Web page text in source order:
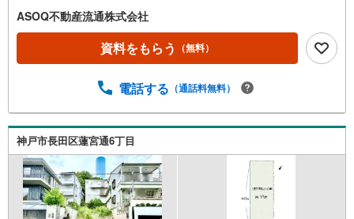
ASOQ不動産流通株式会社
資料をもらう （無料）
電話する （通話料無料）
神戸市長田区蓮宮通6丁目